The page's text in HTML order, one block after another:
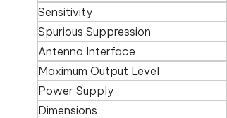
Sensitivity
Spurious Suppression
Antenna Interface
Maximum Output Level
Power Supply
Dimensions